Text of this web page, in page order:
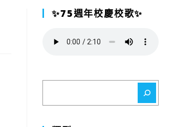
✨75週年校慶校歌✨